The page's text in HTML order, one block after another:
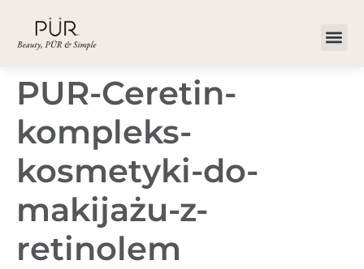
PUR-Ceretin-
kompleks-
kosmetyki-do-
makijażu-z-
retinolem